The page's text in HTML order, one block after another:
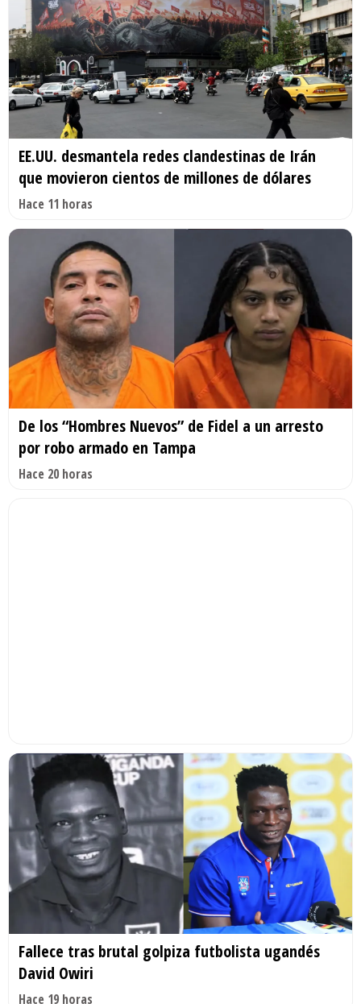
EE.UU. desmantela redes clandestinas de Irán
que movieron cientos de millones de dólares
Hace 11 horas
De los “Hombres Nuevos” de Fidel a un arresto
por robo armado en Tampa
Hace 20 horas
Fallece tras brutal golpiza futbolista ugandés
David Owiri
Hace 19 horas